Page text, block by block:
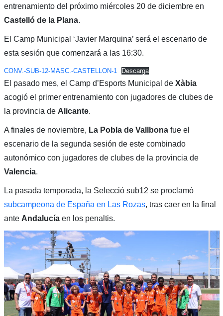
entrenamiento del próximo miércoles 20 de diciembre en
Castelló de la Plana.
El Camp Municipal ‘Javier Marquina’ será el escenario de
esta sesión que comenzará a las 16:30.
CONV.-SUB-12-MASC.-CASTELLON-1 Descarga
El pasado mes, el Camp d’Esports Municipal de Xàbia
acogió el primer entrenamiento con jugadores de clubes de
la provincia de Alicante.
A finales de noviembre, La Pobla de Vallbonafue el
escenario de la segunda sesión de este combinado
autonómico con jugadores de clubes de la provincia de
Valencia.
La pasada temporada, la Selecció sub12 se proclamó
subcampeona de España en Las Rozas, tras caer en la final
ante Andalucíaen los penaltis.